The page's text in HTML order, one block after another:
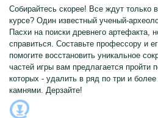
Собирайтесь скорее! Все ждут только
курсе? Один известный ученый-
Пасхи на поиски древнего
справиться. Составьте профессору и
помогите восстановить уникальное
частей игры вам предлагается пройти
которых - удалить в ряд по три и
камнями. Дерзайте!